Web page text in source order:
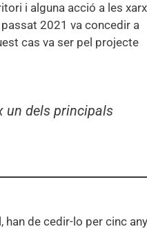
i alguna acció a les
passat 2021 va concedir a
cas va ser pel projecte
un dels principals
de cedir-lo per cinc